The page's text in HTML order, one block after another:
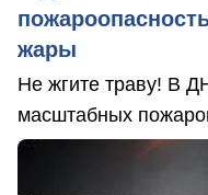
жары
Не жгите траву! В
масштабных